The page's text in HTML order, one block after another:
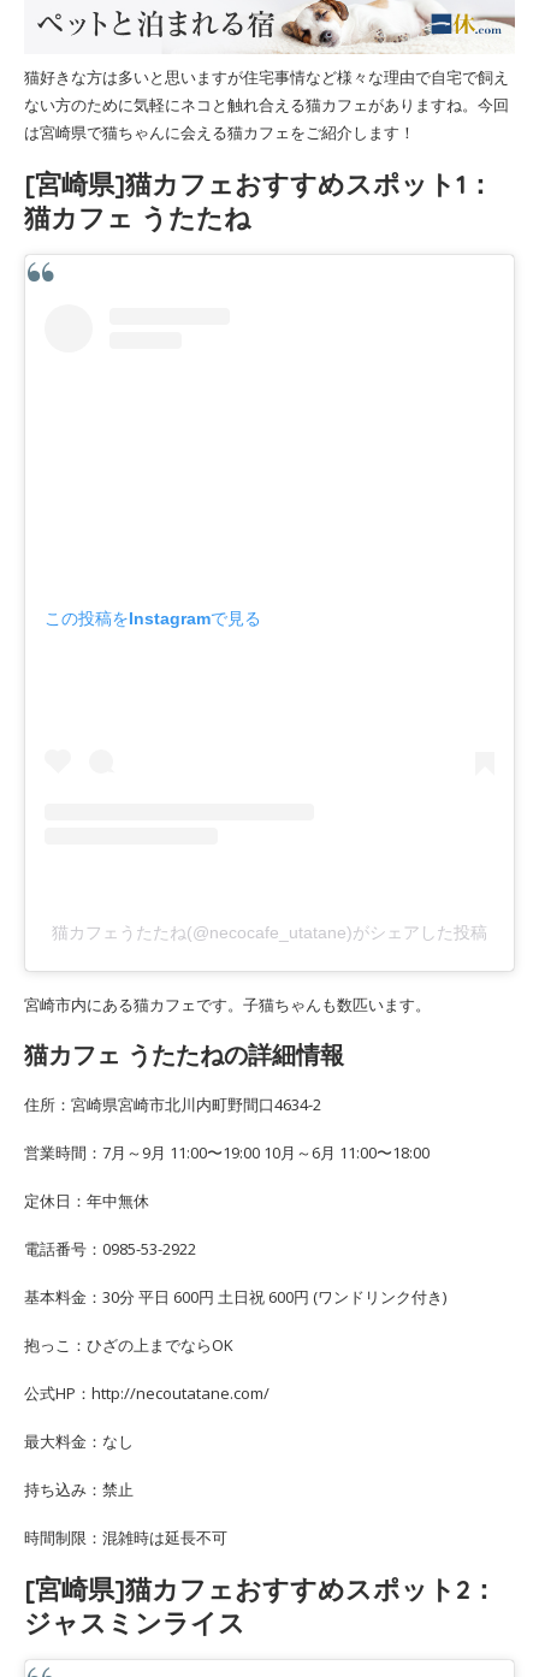
猫好きな方は多いと思いますが住宅事情など様々な理由で自宅で飼え
ない方のために気軽にネコと触れ合える猫カフェがありますね。今回
は宮崎県で猫ちゃんに会える猫カフェをご紹介します！
[宮崎県]猫カフェおすすめスポット1：
猫カフェ うたたね
この投稿をInstagramで見る
猫カフェうたたね(@necocafe_utatane)がシェアした投稿
宮崎市内にある猫カフェです。子猫ちゃんも数匹います。
猫カフェ うたたねの詳細情報
住所：宮崎県宮崎市北川内町野間口4634-2
営業時間：7月～9月 11:00〜19:00 10月～6月 11:00〜18:00
定休日：年中無休
電話番号：0985-53-2922
基本料金：30分 平日 600円 土日祝 600円 (ワンドリンク付き)
抱っこ：ひざの上までならOK
公式HP：http://necoutatane.com/
最大料金：なし
持ち込み：禁止
時間制限：混雑時は延長不可
[宮崎県]猫カフェおすすめスポット2：
ジャスミンライス